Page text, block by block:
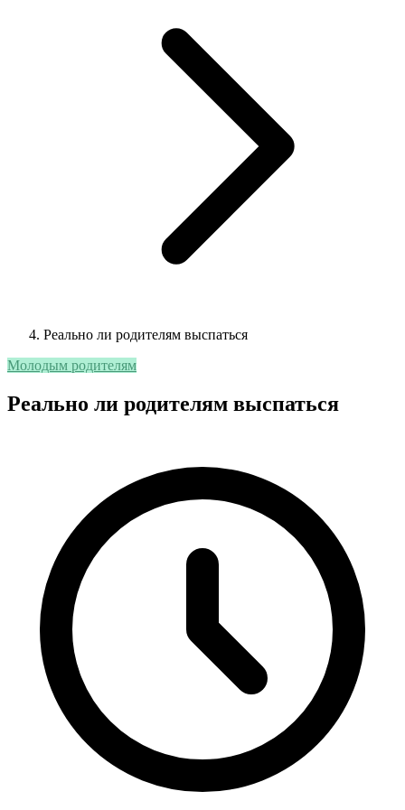
Реально ли родителям выспаться
Молодым родителям
Реально ли родителям выспаться